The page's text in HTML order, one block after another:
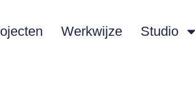
Werkwijze Studio